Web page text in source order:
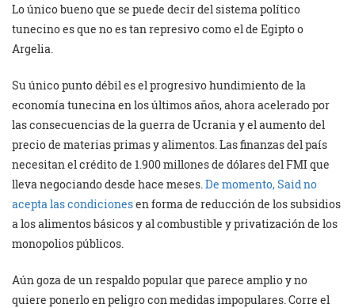
Lo único bueno que se puede decir del sistema político
tunecino es que no es tan represivo como el de Egipto o
Argelia.
Su único punto débil es el progresivo hundimiento de la
economía tunecina en los últimos años, ahora acelerado por
las consecuencias de la guerra de Ucrania y el aumento del
precio de materias primas y alimentos. Las finanzas del país
necesitan el crédito de 1.900 millones de dólares del FMI que
lleva negociando desde hace meses. De momento, Said no
acepta las condicionesen forma de reducción de los subsidios
a los alimentos básicos y al combustible y privatización de los
monopolios públicos.
Aún goza de un respaldo popular que parece amplio y no
quiere ponerlo en peligro con medidas impopulares. Corre el